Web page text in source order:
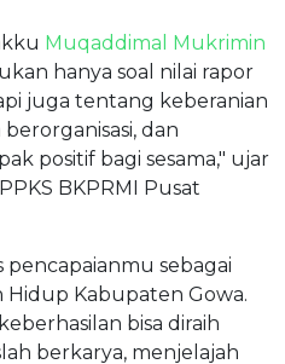
Muqaddimal Mukrimin
hanya soal nilai rapor
juga tentang keberanian
dan
positif bagi sesama," ujar
BKPRMI Pusat
pencapaianmu sebagai
Kabupaten Gowa.
bisa diraih
berkarya, menjelajah